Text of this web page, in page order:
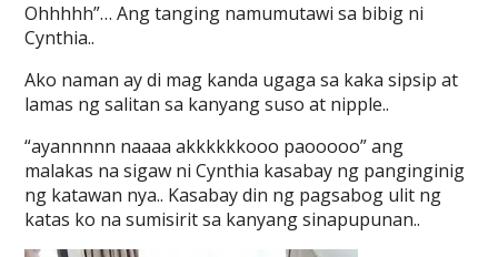
Ohhhhh”… Ang tanging namumutawi sa bibig ni
Cynthia..
Ako naman ay di mag kanda ugaga sa kaka sipsip at
lamas ng salitan sa kanyang suso at nipple..
“ayannnnn naaaa akkkkkkooo paooooo” ang
malakas na sigaw ni Cynthia kasabay ng panginginig
ng katawan nya.. Kasabay din ng pagsabog ulit ng
katas ko na sumisirit sa kanyang sinapupunan..